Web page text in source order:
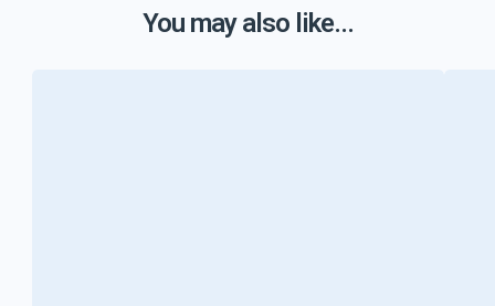
You may also like...